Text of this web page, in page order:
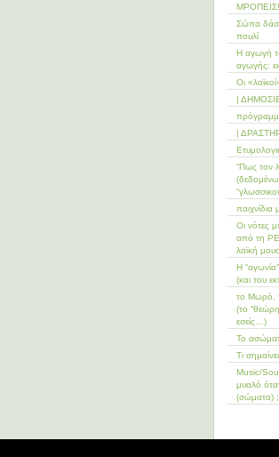
ΜΡΟΠΕΙΣ!
Σώπα
πουλί
Η αγωγή
αγωγής:
Οι
|
|
“Πως τον
παιχνίδια
Οι νότες
από τη ΡΕ
λαϊκή
Η
(και του
το Μωρό,
(το
εσείς…)
Το
Τι
Music/
μυαλό
(σώματα) ;